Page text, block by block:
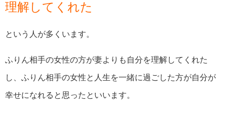
理解してくれた
という人が多くいます。
ふりん相手の女性の方が妻よりも自分を理解してくれた
し、ふりん相手の女性と人生を一緒に過ごした方が自分が
幸せになれると思ったといいます。